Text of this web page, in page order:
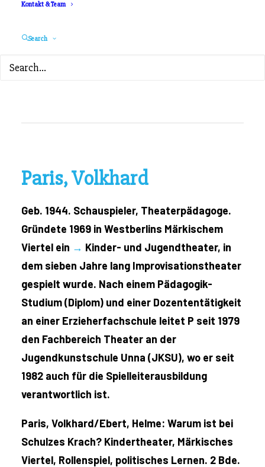
Kontakt & Team
Search
Herausgeber: Gerd Koch, Marianne Streisand.
ZURÜCK ZUM INHALTSVERZEICHNIS
Paris, Volkhard
Geb. 1944. Schauspieler, Theaterpädagoge.
Gründete 1969 in Westberlins Märkischem
Viertel ein → Kinder- und Jugendtheater, in
dem sieben Jahre lang Improvisationstheater
gespielt wurde. Nach einem Pädagogik-
Studium (Diplom) und einer Dozententätigkeit
an einer Erzieherfachschule leitet P seit 1979
den Fachbereich Theater an der
Jugendkunstschule Unna (JKSU), wo er seit
1982 auch für die Spielleiterausbildung
verantwortlich ist.
Paris, Volkhard/Ebert, Helme: Warum ist bei
Schulzes Krach? Kindertheater, Märkisches
Viertel, Rollenspiel, politisches Lernen. 2 Bde.